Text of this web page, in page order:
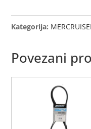
Kategorija:
Povezani